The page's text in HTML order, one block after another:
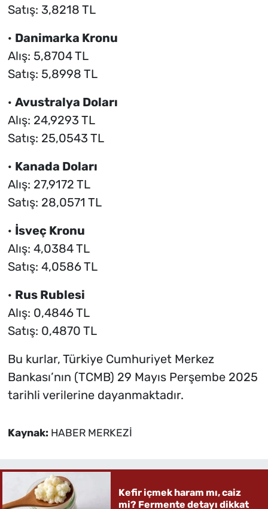
Satış: 3,8218 TL
· Danimarka Kronu
Alış: 5,8704 TL
Satış: 5,8998 TL
· Avustralya Doları
Alış: 24,9293 TL
Satış: 25,0543 TL
· Kanada Doları
Alış: 27,9172 TL
Satış: 28,0571 TL
· İsveç Kronu
Alış: 4,0384 TL
Satış: 4,0586 TL
· Rus Rublesi
Alış: 0,4846 TL
Satış: 0,4870 TL
Bu kurlar, Türkiye Cumhuriyet Merkez
Bankası’nın (TCMB) 29 Mayıs Perşembe 2025
tarihli verilerine dayanmaktadır.
Kaynak: HABER MERKEZİ
Kefir içmek haram mı, caiz
mi? Fermente detayı dikkat